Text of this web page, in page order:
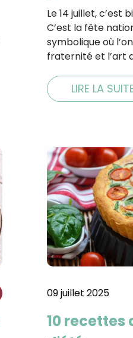
Le 14 juillet, c’est
C’est la fête
symbolique où
fraternité et l’art
LIRE LA
09 juillet 2025
10 recettes